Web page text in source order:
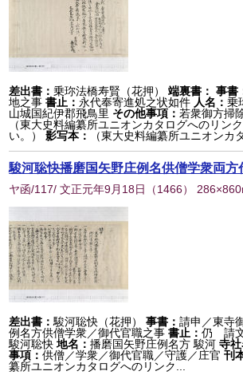
差出書：乗珎法橋寿賢（花押） 端裏書： 事書
地之事 書止： 永代奉寄進処之状如件 人名：乗
山城国紀伊郡飛鳥里 その他事項：若衆御方掃
（東大史料編纂所ユニオンカタログへのリン
い。）
影写本： （東大史料編纂所ユニオンカタ
駿河聡快播磨国矢野庄例名供僧学衆両方
ヤ函/117/ 文正元年9月18日 （1466）
差出書：駿河聡快（花押） 事書：請申／東寺
例名方供僧学衆／御代官職之事書止：仍 請
駿河聡快 地名：播磨国矢野庄例名方 駿河 寺
事項：供僧／学衆／御代官職／守護／庄官刊
纂所ユニオンカタログへのリンク...